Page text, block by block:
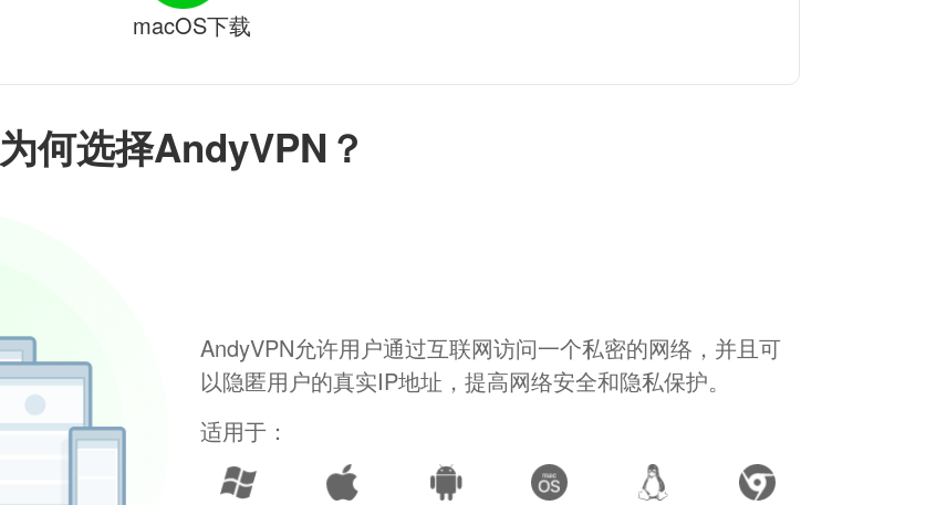
为何选择AndyVPN？
AndyVPN允许用户通过互联网访问一个私密的网络，并且可
以隐匿用户的真实IP地址，提高网络安全和隐私保护。
适用于：
macOS下载